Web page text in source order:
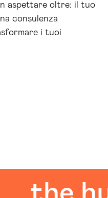
aspettare oltre: il tuo
consulenza
i tuoi